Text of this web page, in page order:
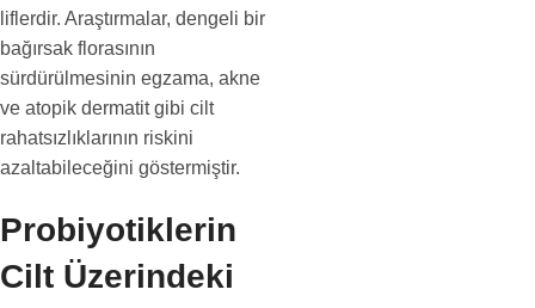
liflerdir. Araştırmalar, dengeli bir
bağırsak florasının
sürdürülmesinin egzama, akne
ve atopik dermatit gibi cilt
rahatsızlıklarının riskini
azaltabileceğini göstermiştir.
Probiyotiklerin
Cilt Üzerindeki